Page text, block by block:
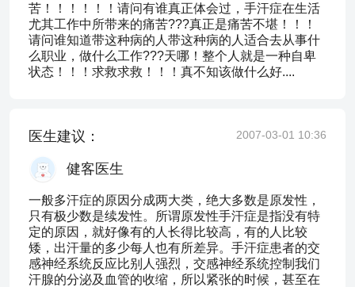
苦！！！！！！请问有谁真正体会过，手汗症在生活
尤其工作中所带来的痛苦???真正是痛苦不堪！！！
请问谁知道带这种病的人带这种病的人适合去从事什
么职业，做什么工作???天哪！整个人就是一种自卑
状态！！！求救求救！！！真不知该做什么好....
医生建议： 2007-03-01 10:36
健客医生
一般多汗症的原因分成两大类，绝大多数是原发性，
只有极少数是续发性。所谓原发性手汗症是指没有特
定的原因，就好像有的人长得比较高，有的人比较
矮，出汗量的多少每人也有所差异。手汗症患者的交
感神经系统反应比别人强烈，交感神经系统控制我们
汗腺的分泌及血管的收缩，所以紧张的时候，甚至在